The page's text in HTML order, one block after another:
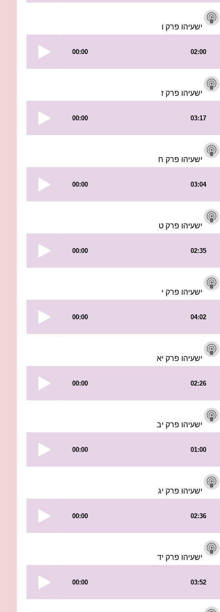
ישעיהו פרק ו
ישעיהו פרק ז
ישעיהו פרק ח
ישעיהו פרק ט
ישעיהו פרק י
ישעיהו פרק יא
ישעיהו פרק יב
ישעיהו פרק יג
ישעיהו פרק יד